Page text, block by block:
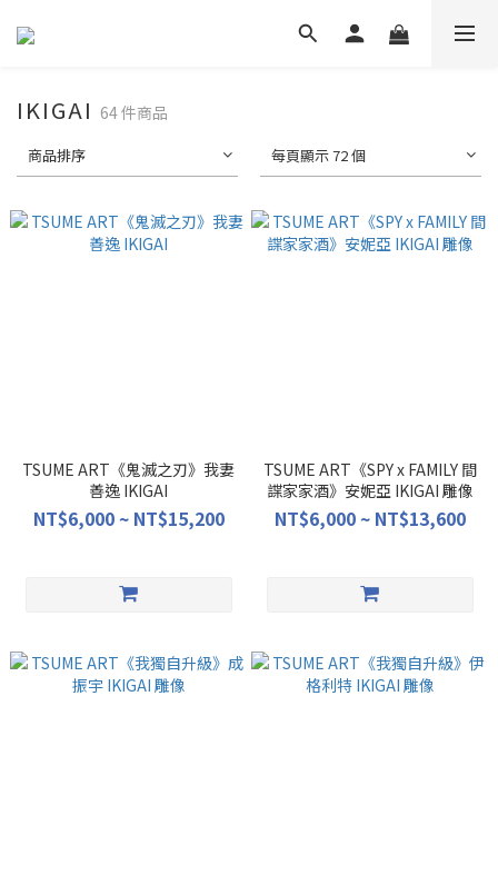
IKIGAI 64 件商品
商品排序 每頁顯示 72 個
TSUME ART《鬼滅之刃》我妻
善逸 IKIGAI
NT$6,000 ~ NT$15,200
TSUME ART《SPY x FAMILY 間
諜家家酒》安妮亞 IKIGAI 雕像
NT$6,000 ~ NT$13,600